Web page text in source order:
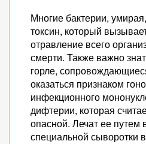
Многие бактерии,
токсин, который
отравление всего
смерти. Также важно
горле,
оказаться признаком
инфекционного
дифтерии, которая
опасной. Лечат ее путем
специальной сыворотки